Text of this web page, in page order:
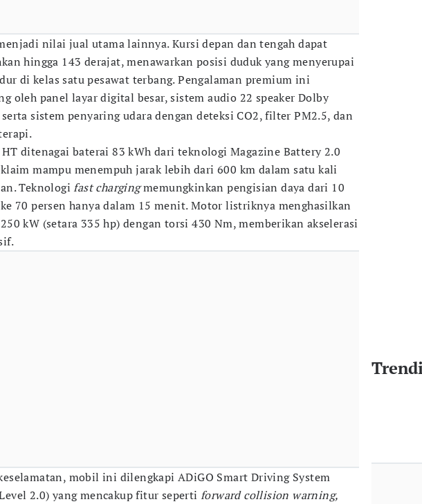
nilai jual utama lainnya. Kursi depan dan tengah dapat
hingga 143 derajat, menawarkan posisi duduk yang menyerupai
di kelas satu pesawat terbang. Pengalaman premium ini
oleh panel layar digital besar, sistem audio 22 speaker Dolby
sistem penyaring udara dengan deteksi CO2, filter PM2.5, dan
ditenagai baterai 83 kWh dari teknologi Magazine Battery 2.0
mampu menempuh jarak lebih dari 600 km dalam satu kali
Teknologifast chargingmemungkinkan pengisian daya dari 10
70 persen hanya dalam 15 menit. Motor listriknya menghasilkan
kW (setara 335 hp) dengan torsi 430 Nm, memberikan akselerasi
mobil ini dilengkapi ADiGO Smart Driving System
2.0) yang mencakup fitur seperti forward collision warning,